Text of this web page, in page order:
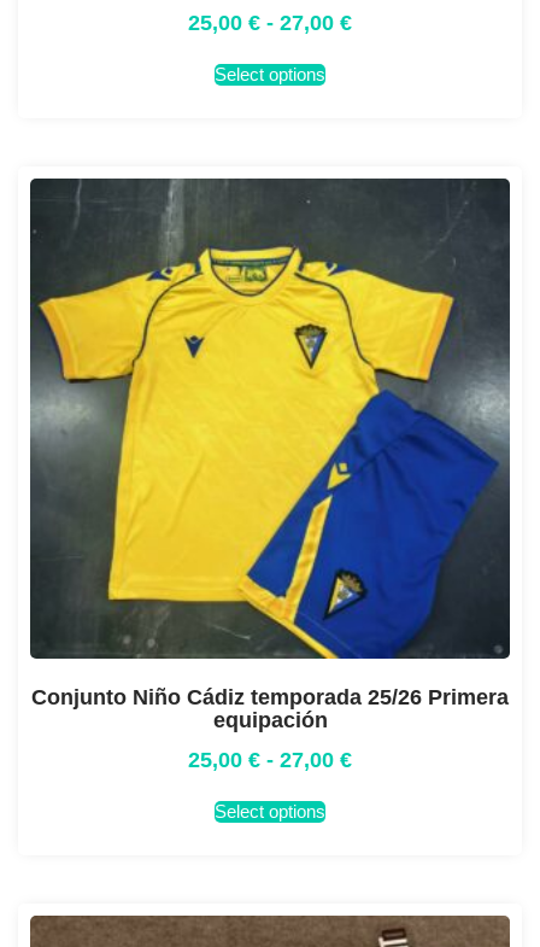
25,00 € - 27,00 €
Select options
Conjunto Niño Cádiz temporada 25/26 Primera
equipación
25,00 € - 27,00 €
Select options